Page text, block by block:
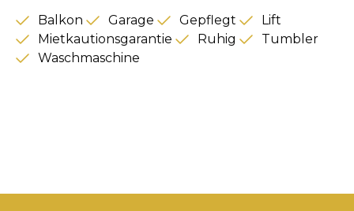
Balkon Garage Gepflegt
Lift
Mietkautionsgarantie
Ruhig
Tumbler
Waschmaschine